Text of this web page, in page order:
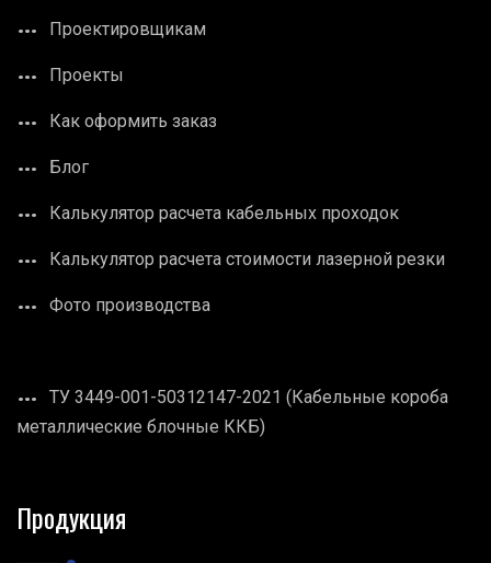
Проектировщикам
Проекты
Как оформить заказ
Блог
Калькулятор расчета кабельных проходок
Калькулятор расчета стоимости лазерной резки
Фото производства
ТУ 3449-001-50312147-2021 (Кабельные короба
металлические блочные ККБ)
Продукция